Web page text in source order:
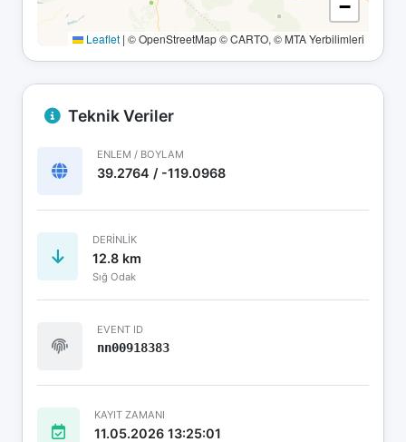
−
Leaflet | © OpenStreetMap © CARTO, © MTA Yerbilimleri
Teknik Veriler
ENLEM / BOYLAM
39.2764 / -119.0968
DERINLIK
12.8 km
Sığ Odak
EVENT ID
nn00918383
KAYIT ZAMANI
11.05.2026 13:25:01